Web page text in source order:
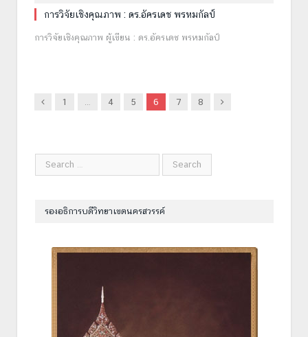
การวิจัยเชิงคุณภาพ : ดร.อัครเดช พรหมกัลป์
การวิจัยเชิงคุณภาพ ผู้เขียน : ดร.อัครเดช พรหมกัลป์
Previous
1 4 5 6 7 8 Next
รองอธิการบดีวิทยาเขตนครสวรรค์